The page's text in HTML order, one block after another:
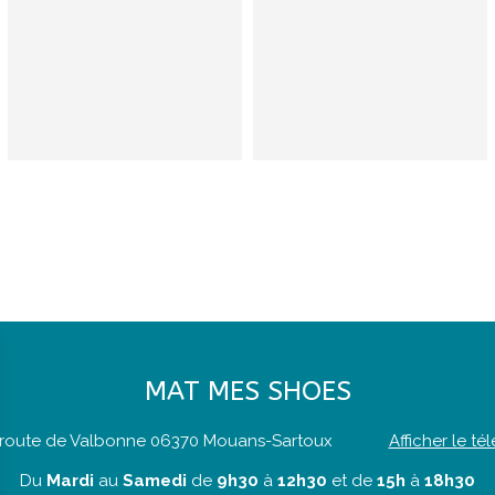
MAT MES SHOES
de Valbonne 06370 Mouans-Sartoux
Afficher le
Du Mardi au Samedi de 9h30 à 12h30 et de 15h à 18h30